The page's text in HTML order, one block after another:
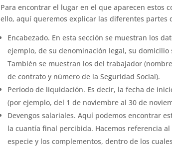
Para encontrar el lugar en el que aparecen estos
ello, aquí queremos explicar las diferentes partes
Encabezado. En esta sección se muestran los
ejemplo, de su denominación legal, su domicilio
También se muestran los del trabajador
de contrato y número de la Seguridad Social).
Período de liquidación. Es decir, la fecha de
(por ejemplo, del 1 de noviembre al 30 de
Devengos salariales. Aquí podemos encontrar
la cuantía final percibida. Hacemos referencia
especie y los complementos, dentro de los